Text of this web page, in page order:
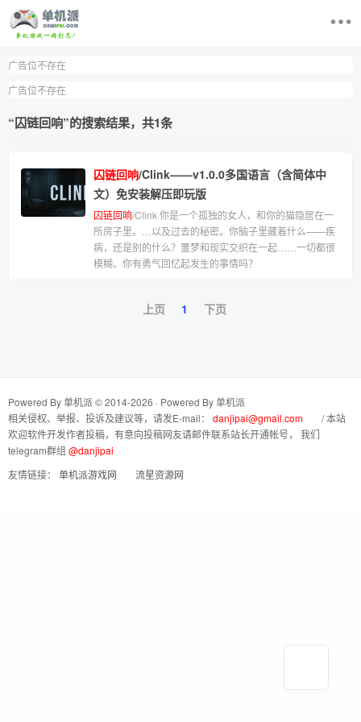
首页
最近更新游戏
游戏排行榜
广告位不存在
广告位不存在
“囚链回响”的搜索结果，共1条
囚链回响/Clink——v1.0.0多国语言（含简体中
文）免安装解压即玩版
囚链回响/Clink 你是一个孤独的女人，和你的猫隐居在一
所房子里。…以及过去的秘密。你脑子里藏着什么——疾
病，还是别的什么？噩梦和现实交织在一起……一切都很
模糊。你有勇气回忆起发生的事情吗？
上页 1 下页
Powered By 单机派 © 2014-2026 · Powered By单机派
相关侵权、举报、投诉及建议等，请发E-mail： danjipai@gmail.com
/ 本站
欢迎软件开发作者投稿，有意向投稿网友请邮件联系站长开通帐号， 我们
telegram群组 @danjipai
友情链接： 单机派游戏网 流星资源网